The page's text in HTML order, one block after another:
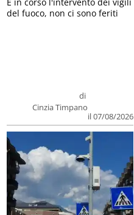
di
Cinzia Timpano
il 07/08/2026
E in corso l'intervento dei vigili
del fuoco, non ci sono feriti